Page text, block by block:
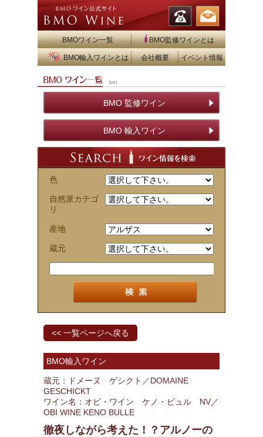
BMOワイン一覧 BMO監修ワインとは
BMO輸入ワインとは 会社概要 イベント情報
BMO 監修ワイン
BMO 輸入ワイン
色
自然派カテゴ
リ
産地
蔵元
<< 一覧ページへ戻る
BMO輸入ワイン
蔵元：ドメーヌ ゲシクト／DOMAINE
GESCHICKT
ワイン名：オビ・ワイン ケノ・ビュル NV／
OBI WINE KENO BULLE
徹夜しながら考えた！？アルノーの